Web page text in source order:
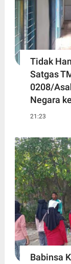
Tidak
Satgas
0208/
Negara
21:23
Babinsa